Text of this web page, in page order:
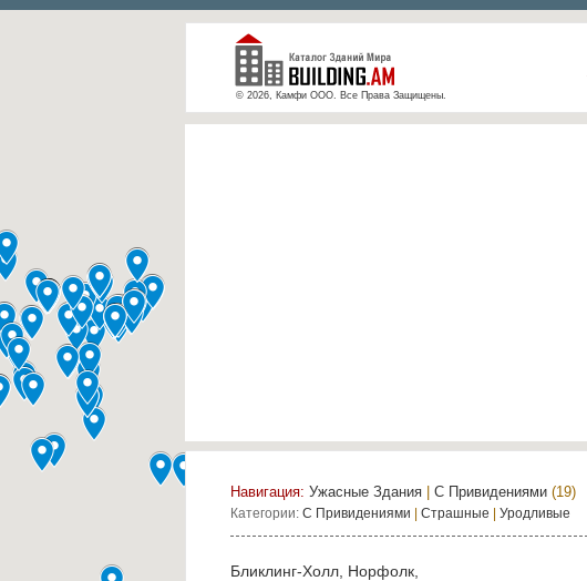
© 2026, Камфи ООО. Все Права Защищены.
Навигация: Ужасные Здания С Привидениями (19)
Категории: С Привидениями Страшные Уродливые
Бликлинг-Холл, Норфолк,